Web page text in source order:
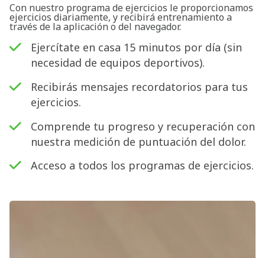
Con nuestro programa de ejercicios le proporcionamos
ejercicios diariamente, y recibirá entrenamiento a
través de la aplicación o del navegador.
Ejercítate en casa 15 minutos por día (sin
necesidad de equipos deportivos).
Recibirás mensajes recordatorios para tus
ejercicios.
Comprende tu progreso y recuperación con
nuestra medición de puntuación del dolor.
Acceso a todos los programas de ejercicios.